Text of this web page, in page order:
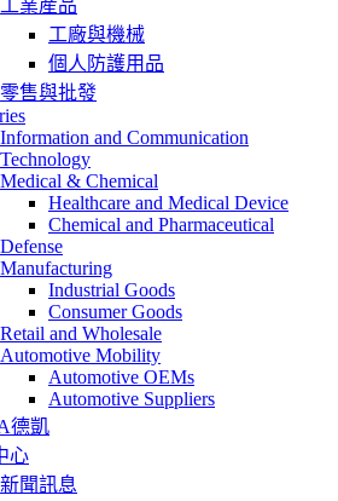
工業産品
工廠與機械
個人防護用品
零售與批發
Information and Communication
Technology
Medical & Chemical
Healthcare and Medical Device
Chemical and Pharmaceutical
Defense
Manufacturing
Industrial Goods
Consumer Goods
Retail and Wholesale
Automotive Mobility
Automotive OEMs
Automotive Suppliers
德凱
心
新聞訊息